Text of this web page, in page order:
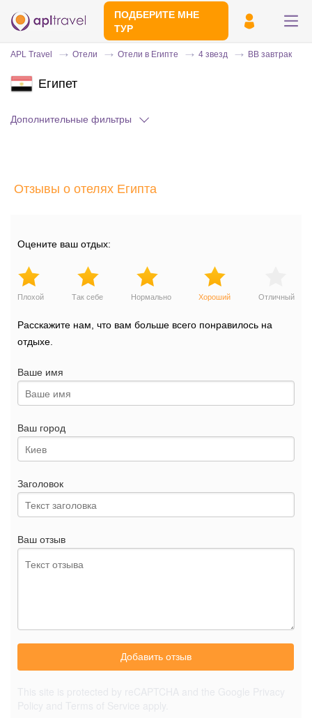
ПОДБЕРИТЕ МНЕ
ТУР
Отправьте свой номер телефона
APL Travel Отели Отели в Египте 4 звезд BB завтрак
Египет
Дополнительные фильтры
Отзывы о отелях Египта
Оцените ваш отдых:
Плохой Так себе Нормально Хороший Отличный
Расскажите нам, что вам больше всего понравилось на
отдыхе.
Ваше имя
Ваш город
Заголовок
Ваш отзыв
Добавить отзыв